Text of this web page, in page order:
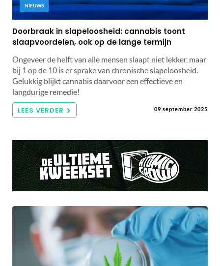
NIEUWS
Doorbraak in slapeloosheid: cannabis toont
slaapvoordelen, ook op de lange termijn
Ongeveer de helft van alle mensen slaapt niet lekker, maar
bij 1 op de 10 is er sprake van chronische slapeloosheid.
Gelukkig blijkt cannabis daarvoor een effectieve en
langdurige remedie!
LEES VERDER 09 september 2025